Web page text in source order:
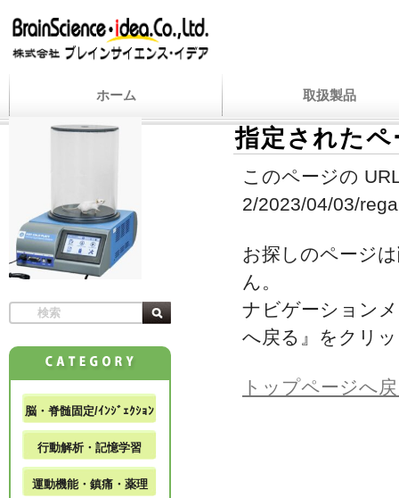
ホーム 取扱製品
指定された
このページの
2/2023/04/03/
お探しのページ
ん。
ナビゲーション
へ戻る』をクリ
トップページへ
脳・脊髄固定/ｲﾝｼﾞｪｸｼｮﾝ
行動解析・記憶学習
運動機能・鎮痛・薬理